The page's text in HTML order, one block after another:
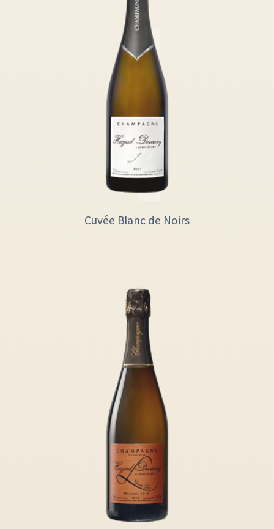
Cuvée Blanc de Noirs